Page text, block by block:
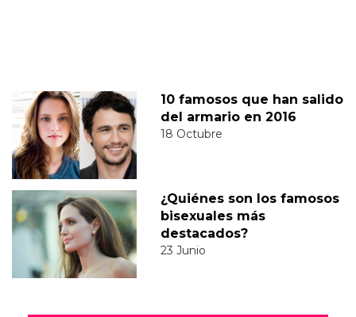
10 famosos que han salido
del armario en 2016
18 Octubre
¿Quiénes son los famosos
bisexuales más
destacados?
23 Junio